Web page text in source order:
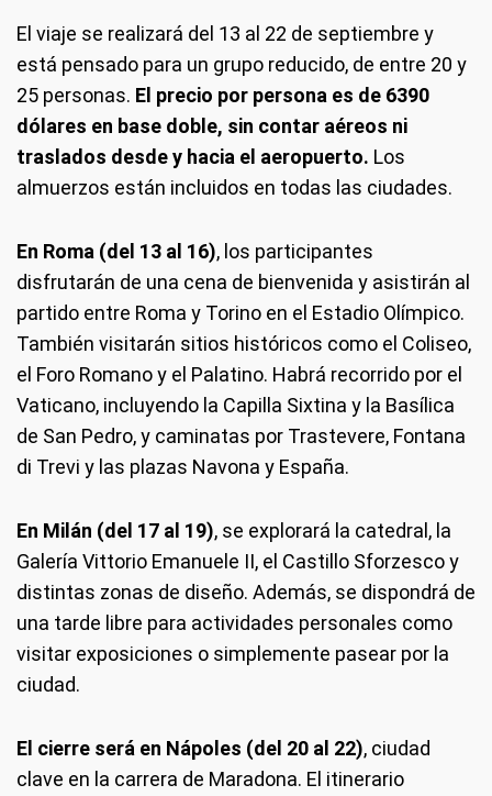
El viaje se realizará del 13 al 22 de septiembre y
está pensado para un grupo reducido, de entre 20 y
25 personas. El precio por persona es de 6390
dólares en base doble, sin contar aéreos ni
traslados desde y hacia el aeropuerto. Los
almuerzos están incluidos en todas las ciudades.
En Roma (del 13 al 16), los participantes
disfrutarán de una cena de bienvenida y asistirán al
partido entre Roma y Torino en el Estadio Olímpico.
También visitarán sitios históricos como el Coliseo,
el Foro Romano y el Palatino. Habrá recorrido por el
Vaticano, incluyendo la Capilla Sixtina y la Basílica
de San Pedro, y caminatas por Trastevere, Fontana
di Trevi y las plazas Navona y España.
En Milán (del 17 al 19), se explorará la catedral, la
Galería Vittorio Emanuele II, el Castillo Sforzesco y
distintas zonas de diseño. Además, se dispondrá de
una tarde libre para actividades personales como
visitar exposiciones o simplemente pasear por la
ciudad.
El cierre será en Nápoles (del 20 al 22), ciudad
clave en la carrera de Maradona. El itinerario